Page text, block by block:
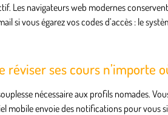
Les navigateurs web modernes
si vous égarez vos codes d’accès : le
réviser ses cours n’importe
nécessaire aux profils nomades.
mobile envoie des notifications pour vous